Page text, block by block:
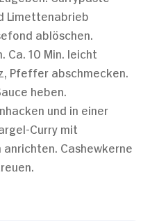
Limettenabrieb
ablöschen.
Ca. 10 Min. leicht
Pfeffer abschmecken.
heben.
und in einer
Curry mit
Cashewkerne